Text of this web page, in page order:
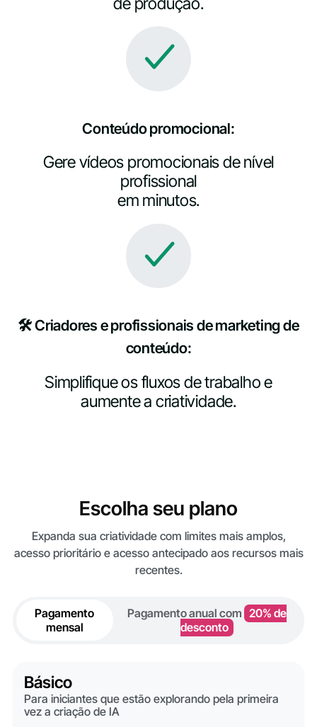
Conteúdo promocional:
Gere vídeos promocionais de nível
profissional
em minutos.
🛠️ Criadores e profissionais de marketing de
conteúdo:
Simplifique os fluxos de trabalho e
aumente a criatividade.
Escolha seu plano
Expanda sua criatividade com limites mais amplos,
acesso prioritário e acesso antecipado aos recursos mais
recentes.
Pagamento
mensal
Pagamento anual com 20% de
desconto
Básico
Para iniciantes que estão explorando pela primeira
vez a criação de IA